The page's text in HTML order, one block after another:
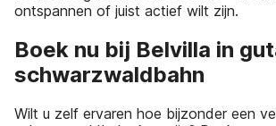
ontspannen of juist actief wilt zijn.
Boek nu bij Belvilla in
schwarzwaldbahn
Wilt u zelf ervaren hoe bijzonder een